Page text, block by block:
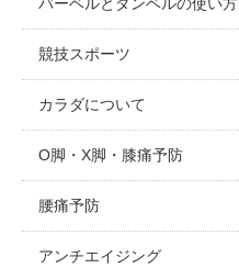
競技スポーツ
カラダについて
O脚・X脚・膝痛予防
腰痛予防
アンチエイジング